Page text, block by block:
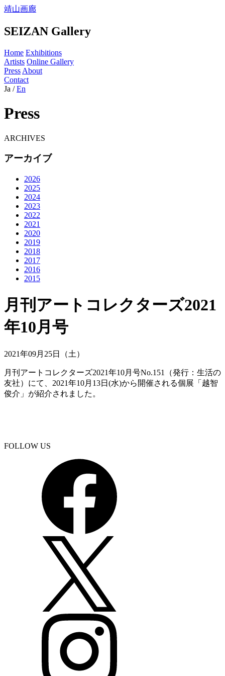
靖山画廊
SEIZAN Gallery
Home Exhibitions
Artists Online Gallery
Press About
Contact
Ja / En
Press
ARCHIVES
アーカイブ
2026
2025
2024
2023
2022
2021
2020
2019
2018
2017
2016
2015
月刊アートコレクターズ2021
年10月号
2021年09月25日（土）
月刊アートコレクターズ2021年10月号No.151（発行：生活の
友社）にて、2021年10月13日(水)から開催される個展「越智
俊介」が紹介されました。
FOLLOW US